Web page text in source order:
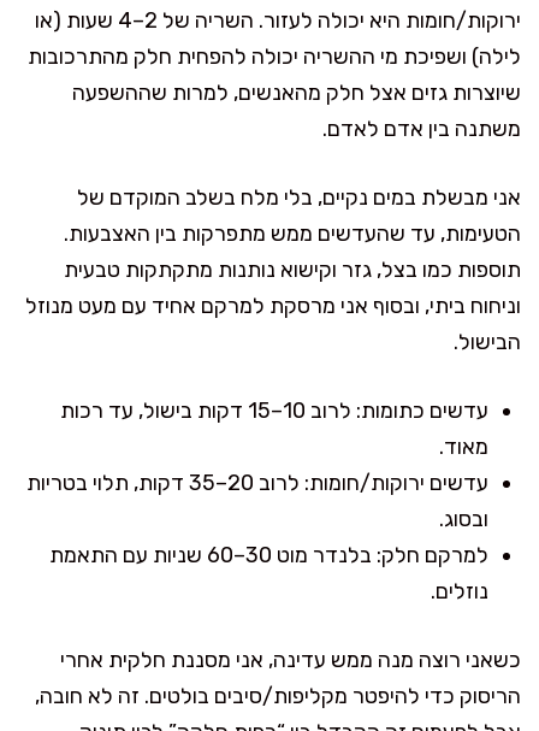
ירוקות/חומות היא יכולה לעזור. השריה של 2–4 שעות (או
לילה) ושפיכת מי ההשריה יכולה להפחית חלק מהתרכובות
שיוצרות גזים אצל חלק מהאנשים, למרות שההשפעה
משתנה בין אדם לאדם.
אני מבשלת במים נקיים, בלי מלח בשלב המוקדם של
הטעימות, עד שהעדשים ממש מתפרקות בין האצבעות.
תוספות כמו בצל, גזר וקישוא נותנות מתקתקות טבעית
וניחוח ביתי, ובסוף אני מרסקת למרקם אחיד עם מעט מנוזל
הבישול.
עדשים כתומות: לרוב 10–15 דקות בישול, עד רכות
מאוד.
עדשים ירוקות/חומות: לרוב 20–35 דקות, תלוי בטריות
ובסוג.
למרקם חלק: בלנדר מוט 30–60 שניות עם התאמת
נוזלים.
כשאני רוצה מנה ממש עדינה, אני מסננת חלקית אחרי
הריסוק כדי להיפטר מקליפות/סיבים בולטים. זה לא חובה,